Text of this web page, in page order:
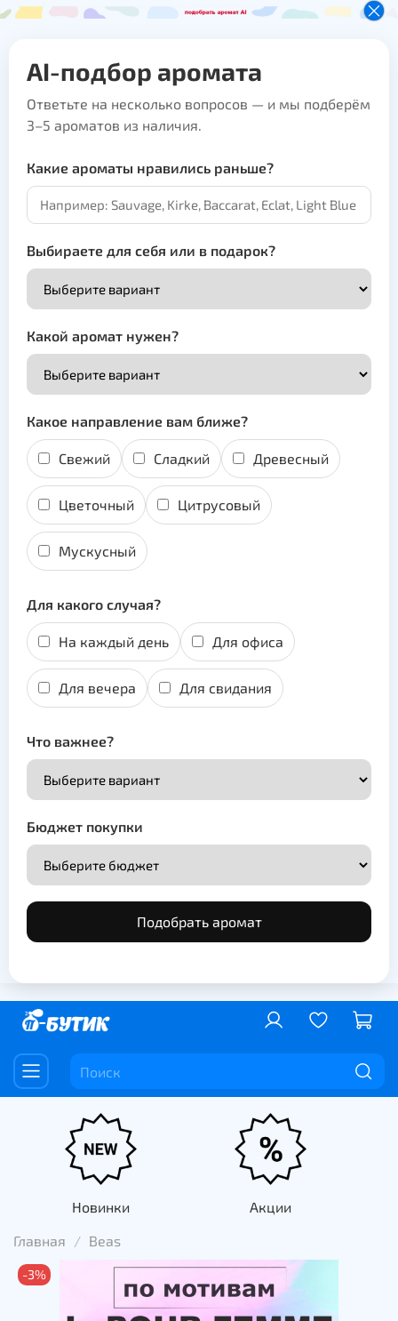
AI-подбор аромата
Ответьте на несколько вопросов — и мы подберём
3–5 ароматов из наличия.
Какие ароматы нравились раньше?
Выбираете для себя или в подарок?
Какой аромат нужен?
Какое направление вам ближе?
Свежий Сладкий Древесный
Цветочный Цитрусовый
Мускусный
Для какого случая?
На каждый день Для офиса
Для вечера Для свидания
Что важнее?
Бюджет покупки
Подобрать аромат
Новинки Акции
Главная
Beas
-3%